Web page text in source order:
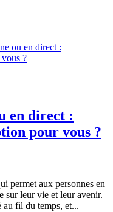
en direct :
pour vous ?
permet aux personnes en
sur leur vie et leur avenir.
au fil du temps, et...